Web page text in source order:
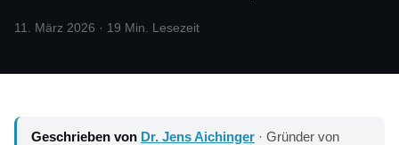
11. März 2026 · 19 Min. Lesezeit
Geschrieben von Dr. Jens Aichinger · Gründer von